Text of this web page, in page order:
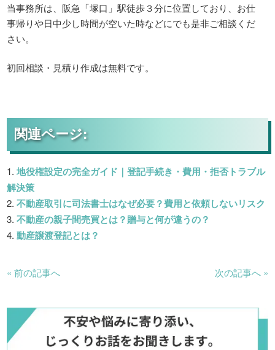
当事務所は、阪急「塚口」駅徒歩３分に位置しており、お仕
事帰りや日中少し時間が空いた時などにでも是非ご相談くだ
さい。
初回相談・見積り作成は無料です。
関連ページ:
地役権設定の完全ガイド｜登記手続き・費用・拒否トラブル
解決策
不動産取引に司法書士はなぜ必要？費用と依頼しないリスク
不動産の親子間売買とは？贈与と何が違うの？
動産譲渡登記とは？
« 前の記事へ 次の記事へ »